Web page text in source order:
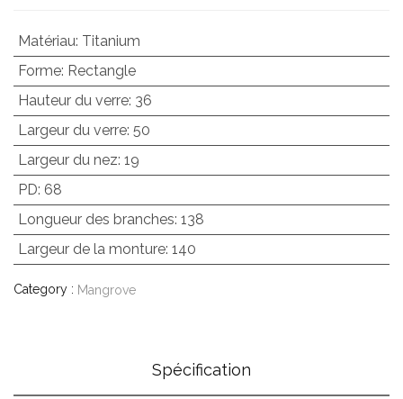
Matériau: Titanium
Forme: Rectangle
Hauteur du verre: 36
Largeur du verre: 50
Largeur du nez: 19
PD: 68
Longueur des branches: 138
Largeur de la monture: 140
Category : Mangrove
Spécification